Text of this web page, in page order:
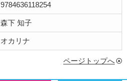
9784636118254
森下 知子
オカリナ
ページトップへ